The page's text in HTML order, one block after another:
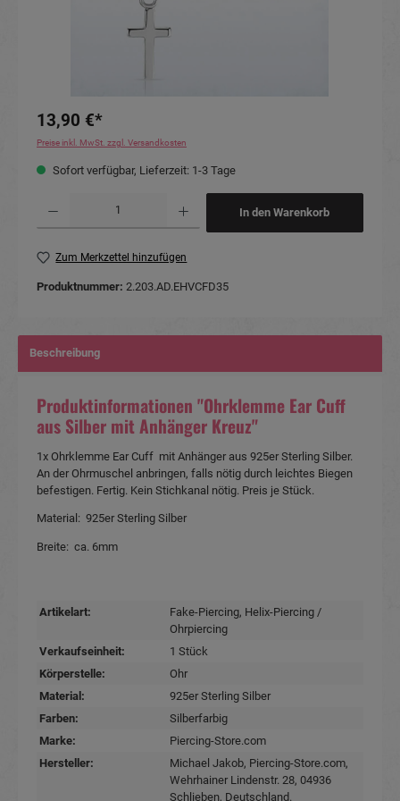
13,90 €*
Preise inkl. MwSt. zzgl. Versandkosten
Sofort verfügbar, Lieferzeit: 1-3 Tage
In den Warenkorb
Zum Merkzettel hinzufügen
Produktnummer: 2.203.AD.EHVCFD35
Beschreibung
Produktinformationen "Ohrklemme Ear Cuff
aus Silber mit Anhänger Kreuz"
1x Ohrklemme Ear Cuff mit Anhänger aus 925er Sterling Silber.
An der Ohrmuschel anbringen, falls nötig durch leichtes Biegen
befestigen. Fertig. Kein Stichkanal nötig. Preis je Stück.
Material: 925er Sterling Silber
Breite: ca. 6mm
Artikelart: Fake-Piercing, Helix-Piercing /
Ohrpiercing
Verkaufseinheit:
1 Stück
Körperstelle:
Ohr
Material:
925er Sterling Silber
Farben:
Silberfarbig
Marke:
Piercing-Store.com
Hersteller:
Michael Jakob, Piercing-Store.com,
Wehrhainer Lindenstr. 28, 04936
Schlieben, Deutschland.